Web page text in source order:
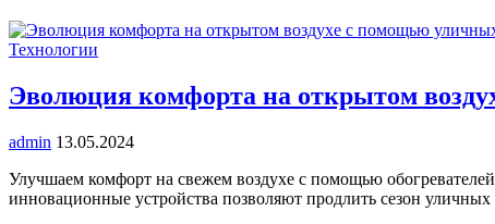
Технологии
Эволюция комфорта на открытом
admin 13.05.2024
Улучшаем комфорт на свежем воздухе с помощью
инновационные устройства позволяют продлить сезон